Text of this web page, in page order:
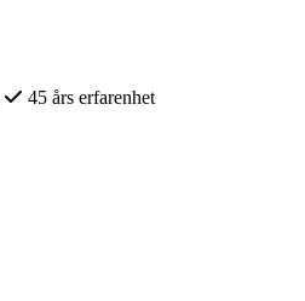
45 års erfarenhet